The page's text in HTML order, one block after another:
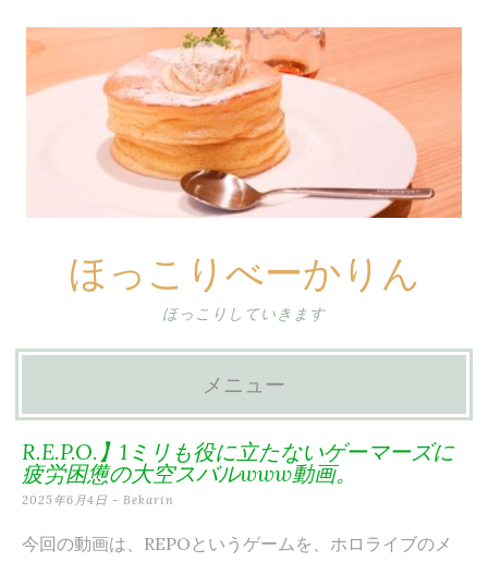
ほっこりべーかりん
ほっこりしていきます
メニュー
ン
テ
ン
R.E.P.O.】1ミリも役に立たないゲーマーズに
疲労困憊の大空スバルwww動画。
2025年6月4日 - Bekarin
今回の動画は、REPOというゲームを、ホロライブのメ